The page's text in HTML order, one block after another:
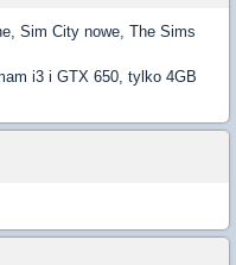
Sim City nowe, The Sims
i3 i GTX 650, tylko 4GB